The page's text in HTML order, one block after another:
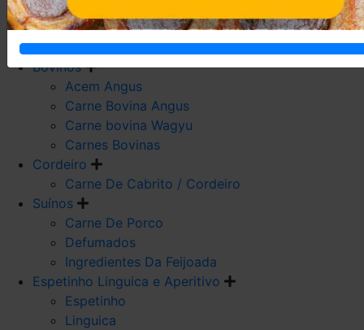
Carne De Frango
Carne De Galeto
Codorna
Bovinos
Acem Angus
Carne Bovina Angus
Carne bovina Wagyu
Carnes Bovinas
Cordeiro
Carne De Cabrito / Cordeiro
Suínos
Carne De Porco
Defumados
Ingredientes Da Feijoada
Espetinho Linguica e Aperitivo
Espetinho
Linguica